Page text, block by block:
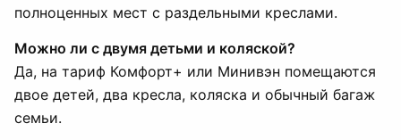
полноценных мест с раздельными креслами.
Можно ли с двумя детьми и коляской?
Да, на тариф Комфорт+ или Минивэн помещаются
двое детей, два кресла, коляска и обычный багаж
семьи.